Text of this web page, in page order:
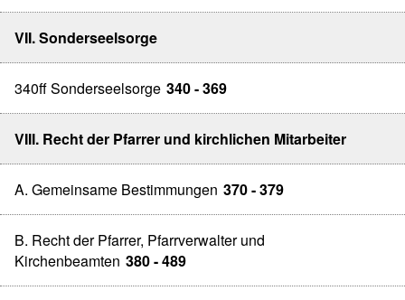
VII. Sonderseelsorge
340ff Sonderseelsorge 340 - 369
VIII. Recht der Pfarrer und kirchlichen Mitarbeiter
A. Gemeinsame Bestimmungen 370 - 379
B. Recht der Pfarrer, Pfarrverwalter und
Kirchenbeamten 380 - 489